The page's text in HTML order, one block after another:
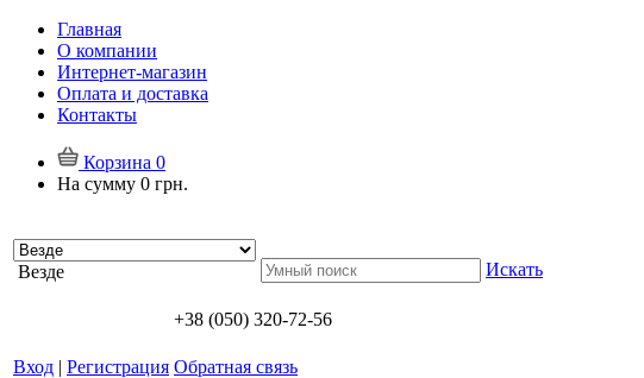
Главная
О компании
Интернет-магазин
Оплата и доставка
Контакты
Корзина 0
На сумму 0 грн.
Везде Искать
+38 (050) 320-72-56
Вход | Регистрация Обратная связь